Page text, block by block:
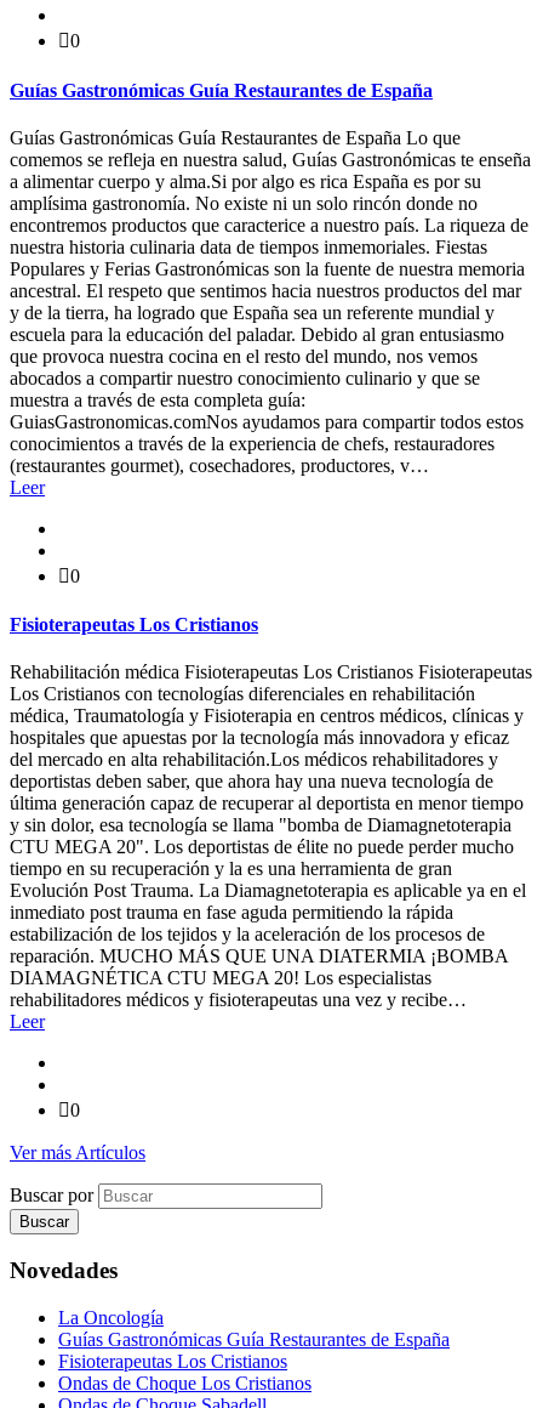
0
Guías Gastronómicas Guía Restaurantes de España
Guías Gastronómicas Guía Restaurantes de España Lo que
comemos se refleja en nuestra salud, Guías Gastronómicas te enseña
a alimentar cuerpo y alma.Si por algo es rica España es por su
amplísima gastronomía. No existe ni un solo rincón donde no
encontremos productos que caracterice a nuestro país. La riqueza de
nuestra historia culinaria data de tiempos inmemoriales. Fiestas
Populares y Ferias Gastronómicas son la fuente de nuestra memoria
ancestral. El respeto que sentimos hacia nuestros productos del mar
y de la tierra, ha logrado que España sea un referente mundial y
escuela para la educación del paladar. Debido al gran entusiasmo
que provoca nuestra cocina en el resto del mundo, nos vemos
abocados a compartir nuestro conocimiento culinario y que se
muestra a través de esta completa guía:
GuiasGastronomicas.comNos ayudamos para compartir todos estos
conocimientos a través de la experiencia de chefs, restauradores
(restaurantes gourmet), cosechadores, productores, v…
Leer
0
Fisioterapeutas Los Cristianos
Rehabilitación médica Fisioterapeutas Los Cristianos Fisioterapeutas
Los Cristianos con tecnologías diferenciales en rehabilitación
médica, Traumatología y Fisioterapia en centros médicos, clínicas y
hospitales que apuestas por la tecnología más innovadora y eficaz
del mercado en alta rehabilitación.Los médicos rehabilitadores y
deportistas deben saber, que ahora hay una nueva tecnología de
última generación capaz de recuperar al deportista en menor tiempo
y sin dolor, esa tecnología se llama "bomba de Diamagnetoterapia
CTU MEGA 20". Los deportistas de élite no puede perder mucho
tiempo en su recuperación y la es una herramienta de gran
Evolución Post Trauma. La Diamagnetoterapia es aplicable ya en el
inmediato post trauma en fase aguda permitiendo la rápida
estabilización de los tejidos y la aceleración de los procesos de
reparación. MUCHO MÁS QUE UNA DIATERMIA ¡BOMBA
DIAMAGNÉTICA CTU MEGA 20! Los especialistas
rehabilitadores médicos y fisioterapeutas una vez y recibe…
Leer
0
Ver más Artículos
Buscar por
Novedades
La Oncología
Guías Gastronómicas Guía Restaurantes de España
Fisioterapeutas Los Cristianos
Ondas de Choque Los Cristianos